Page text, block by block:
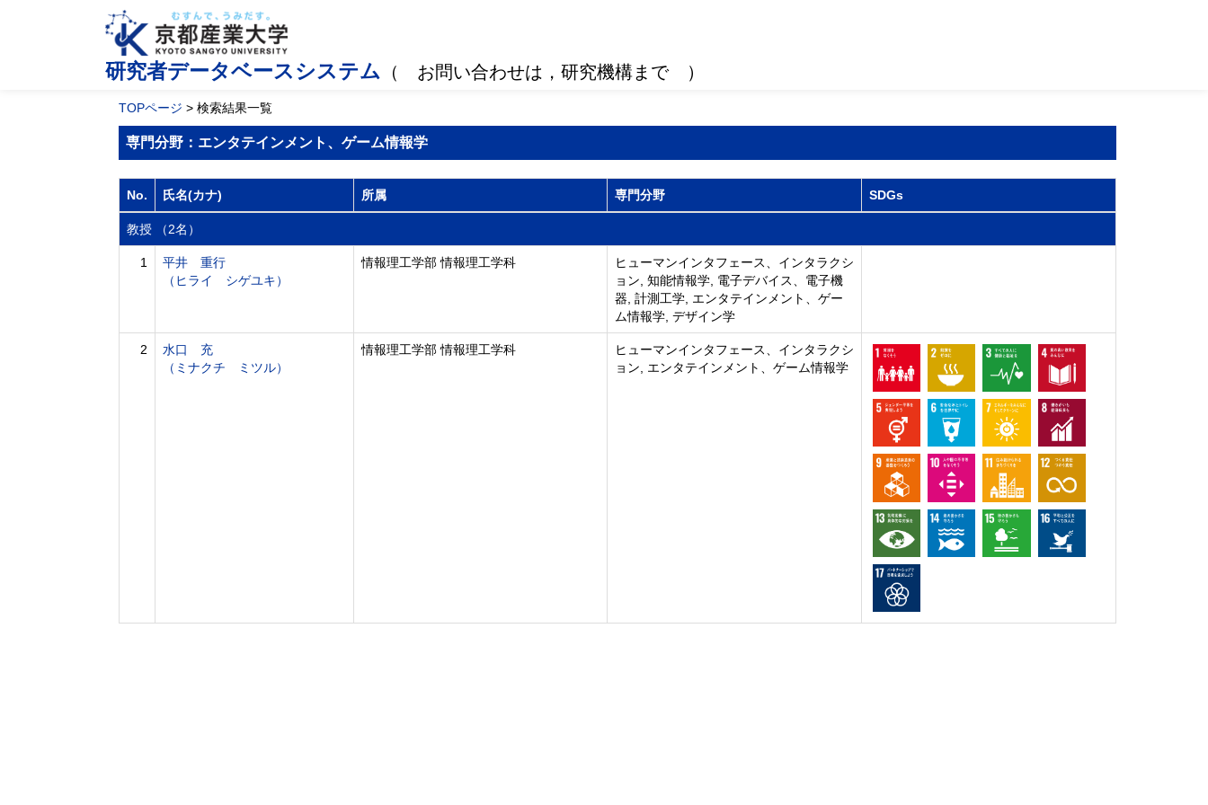
研究者データベースシステム （ お問い合わせは，研究機構まで ）
TOPページ > 検索結果一覧
専門分野：エンタテインメント、ゲーム情報学
No. 氏名(カナ) 所属 専門分野 SDGs
教授 （2名）
1
平井 重行
（ヒライ シゲユキ）
情報理工学部 情報理工学科
ヒューマンインタフェース、インタラクシ
ョン, 知能情報学, 電子デバイス、電子機
器, 計測工学, エンタテインメント、ゲー
ム情報学, デザイン学
2
水口 充
（ミナクチ ミツル）
情報理工学部 情報理工学科
ヒューマンインタフェース、インタラクシ
ョン, エンタテインメント、ゲーム情報学